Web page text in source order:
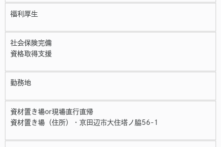
福利厚生
社会保険完備
資格取得支援
勤務地
資材置き場or現場直行直帰
資材置き場（住所）・京田辺市大住塔ノ脇56-1